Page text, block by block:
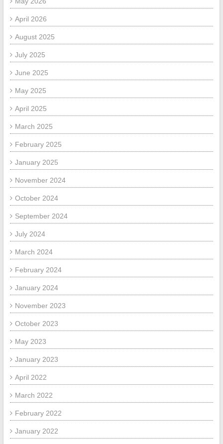
April 2026
August 2025
July 2025
June 2025
May 2025
April 2025
March 2025
February 2025
January 2025
November 2024
October 2024
September 2024
July 2024
March 2024
February 2024
January 2024
November 2023
October 2023
May 2023
January 2023
April 2022
March 2022
February 2022
January 2022